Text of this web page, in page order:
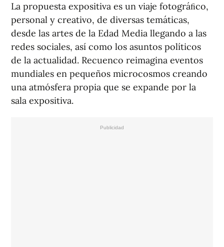
La propuesta expositiva es un viaje fotográﬁco,
personal y creativo, de diversas temáticas,
desde las artes de la Edad Media llegando a las
redes sociales, así como los asuntos políticos
de la actualidad. Recuenco reimagina eventos
mundiales en pequeños microcosmos creando
una atmósfera propia que se expande por la
sala expositiva.